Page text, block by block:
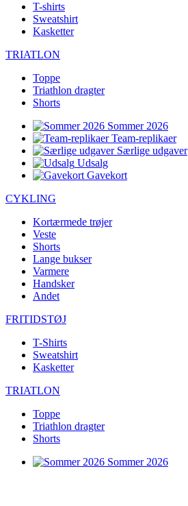
T-shirts
Sweatshirt
Kasketter
TRIATLON
Toppe
Triathlon dragter
Shorts
Sommer 2026
Team-replikaer
Særlige udgaver
Udsalg
Gavekort
CYKLING
Kortærmede trøjer
Veste
Shorts
Lange bukser
Varmere
Handsker
Andet
FRITIDSTØJ
T-Shirts
Sweatshirt
Kasketter
TRIATLON
Toppe
Triathlon dragter
Shorts
Sommer 2026